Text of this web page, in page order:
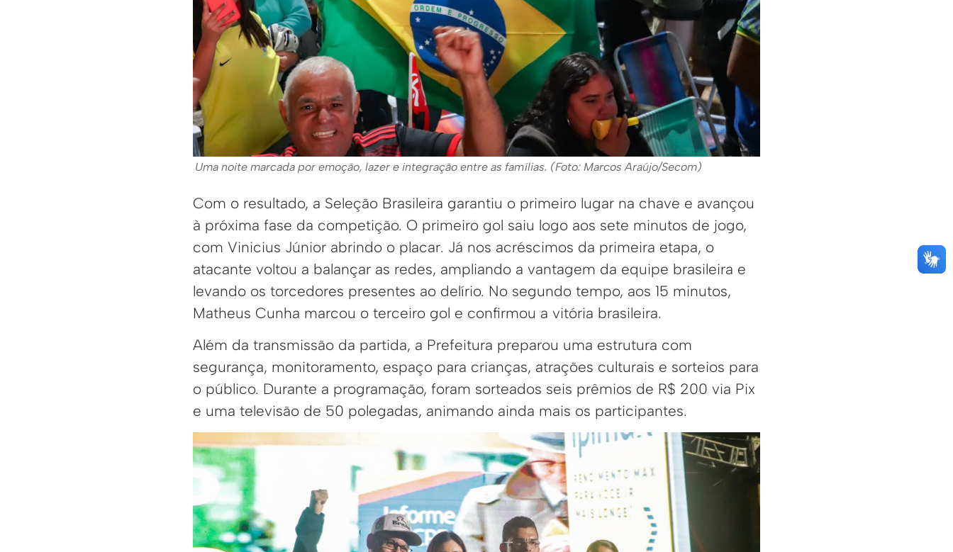
Uma noite marcada por emoção, lazer e integração entre as famílias. (Foto: Marcos Araújo/Secom)
Com o resultado, a Seleção Brasileira garantiu o primeiro lugar na chave e avançou
à próxima fase da competição. O primeiro gol saiu logo aos sete minutos de jogo,
com Vinicius Júnior abrindo o placar. Já nos acréscimos da primeira etapa, o
atacante voltou a balançar as redes, ampliando a vantagem da equipe brasileira e
levando os torcedores presentes ao delírio. No segundo tempo, aos 15 minutos,
Matheus Cunha marcou o terceiro gol e confirmou a vitória brasileira.
Além da transmissão da partida, a Prefeitura preparou uma estrutura com
segurança, monitoramento, espaço para crianças, atrações culturais e sorteios para
o público. Durante a programação, foram sorteados seis prêmios de R$ 200 via Pix
e uma televisão de 50 polegadas, animando ainda mais os participantes.